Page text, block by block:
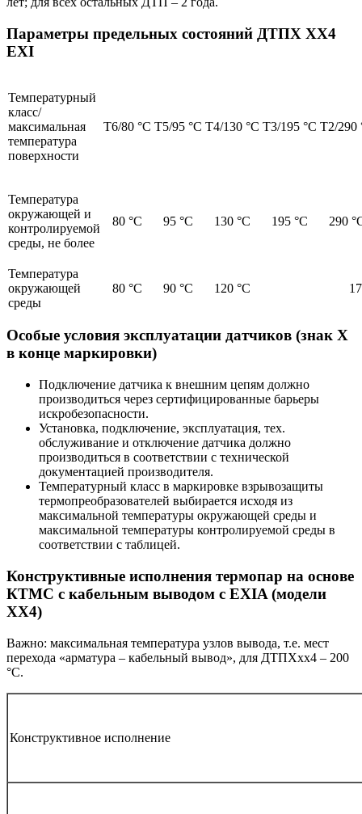
Параметры предельных состояний ДТПХ ХХ4
EXI
Температурный
класс/
максимальная
температура
поверхности
Т6/80 °С Т5/95 °С Т4/130 °С Т3/195 °С Т2/290
Температура
окружающей и
контролируемой
среды, не более
80 °С 95 °С 130 °С 195 °С 290
Температура
окружающей
среды
80 °С 90 °С 120 °С
Особые условия эксплуатации датчиков (знак Х
в конце маркировки)
Подключение датчика к внешним цепям должно
производиться через сертифицированные барьеры
искробезопасности.
Установка, подключение, эксплуатация, тех.
обслуживание и отключение датчика должно
производиться в соответствии с технической
документацией производителя.
Температурный класс в маркировке взрывозащиты
термопреобразователей выбирается исходя из
максимальной температуры окружающей среды и
максимальной температуры контролируемой среды в
соответствии с таблицей.
Конструктивные исполнения термопар на основе
КТМС с кабельным выводом с EXIA (модели
ХХ4)
Важно: максимальная температура узлов вывода, т.е. мест
перехода «арматура – кабельный вывод», для ДТПХхх4 – 200
°С.
Конструктивное исполнение